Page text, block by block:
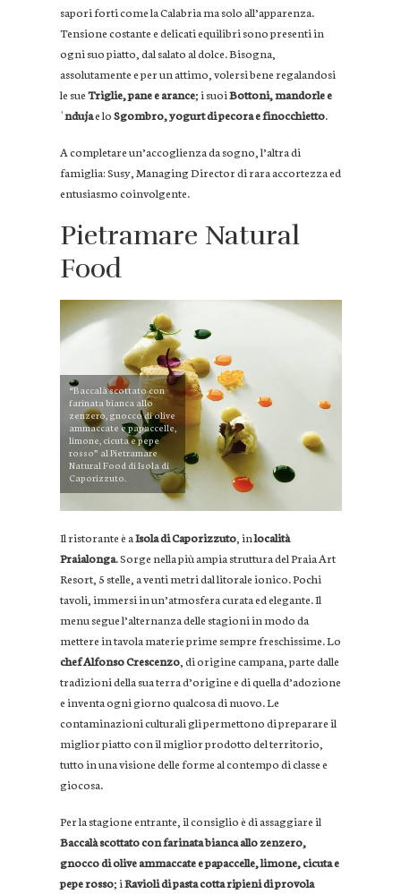
sapori forti come la Calabria ma solo all’apparenza.
Tensione costante e delicati equilibri sono presenti in
ogni suo piatto, dal salato al dolce. Bisogna,
assolutamente e per un attimo, volersi bene regalandosi
le sueTriglie, pane e arance; i suoiBottoni, mandorle e
ʾndujae loSgombro, yogurt di pecora e finocchietto.
A completare un’accoglienza da sogno, l’altra di
famiglia: Susy, Managing Director di rara accortezza ed
entusiasmo coinvolgente.
Pietramare Natural
Food
“Baccalà scottato con
farinata bianca allo
zenzero, gnocco di olive
ammaccate e papaccelle,
limone, cicuta e pepe
rosso” al Pietramare
Natural Food di Isola di
Caporizzuto.
Il ristorante è aIsola di Caporizzuto, inlocalità
Praialonga. Sorge nella più ampia struttura del Praia Art
Resort, 5 stelle, a venti metri dal litorale ionico. Pochi
tavoli, immersi in un’atmosfera curata ed elegante. Il
menu segue l’alternanza delle stagioni in modo da
mettere in tavola materie prime sempre freschissime. Lo
chef Alfonso Crescenzo, di origine campana, parte dalle
tradizioni della sua terra d’origine e di quella d’adozione
e inventa ogni giorno qualcosa di nuovo. Le
contaminazioni culturali gli permettono di preparare il
miglior piatto con il miglior prodotto del territorio,
tutto in una visione delle forme al contempo di classe e
giocosa.
Per la stagione entrante, il consiglio è di assaggiare il
Baccalà scottato con farinata bianca allo zenzero,
gnocco di olive ammaccate e papaccelle, limone, cicuta e
pepe rosso; iRavioli di pasta cotta ripieni di provola